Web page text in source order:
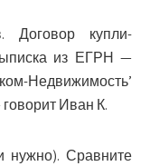
Договор купли-
из ЕГРН —
Недвижимость’
Иван К.
нужно). Сравните